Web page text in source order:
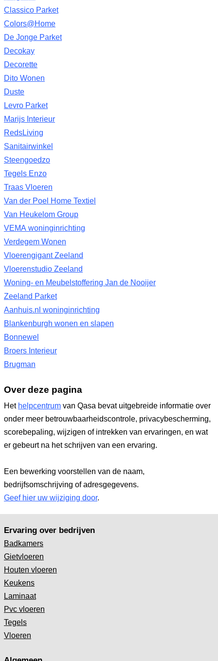
Classico Parket
Colors@Home
De Jonge Parket
Decokay
Decorette
Dito Wonen
Duste
Levro Parket
Marijs Interieur
RedsLiving
Sanitairwinkel
Steengoedzo
Tegels Enzo
Traas Vloeren
Van der Poel Home Textiel
Van Heukelom Group
VEMA woninginrichting
Verdegem Wonen
Vloerengigant Zeeland
Vloerenstudio Zeeland
Woning- en Meubelstoffering Jan de Nooijer
Zeeland Parket
Aanhuis.nl woninginrichting
Blankenburgh wonen en slapen
Bonnewel
Broers Interieur
Brugman
Over deze pagina
Het helpcentrum van Qasa bevat uitgebreide informatie over
onder meer betrouwbaarheidscontrole, privacybescherming,
scorebepaling, wijzigen of intrekken van ervaringen, en wat
er gebeurt na het schrijven van een ervaring.
Een bewerking voorstellen van de naam,
bedrijfsomschrijving of adresgegevens.
Geef hier uw wijziging door.
Ervaring over bedrijven
Badkamers
Gietvloeren
Houten vloeren
Keukens
Laminaat
Pvc vloeren
Tegels
Vloeren